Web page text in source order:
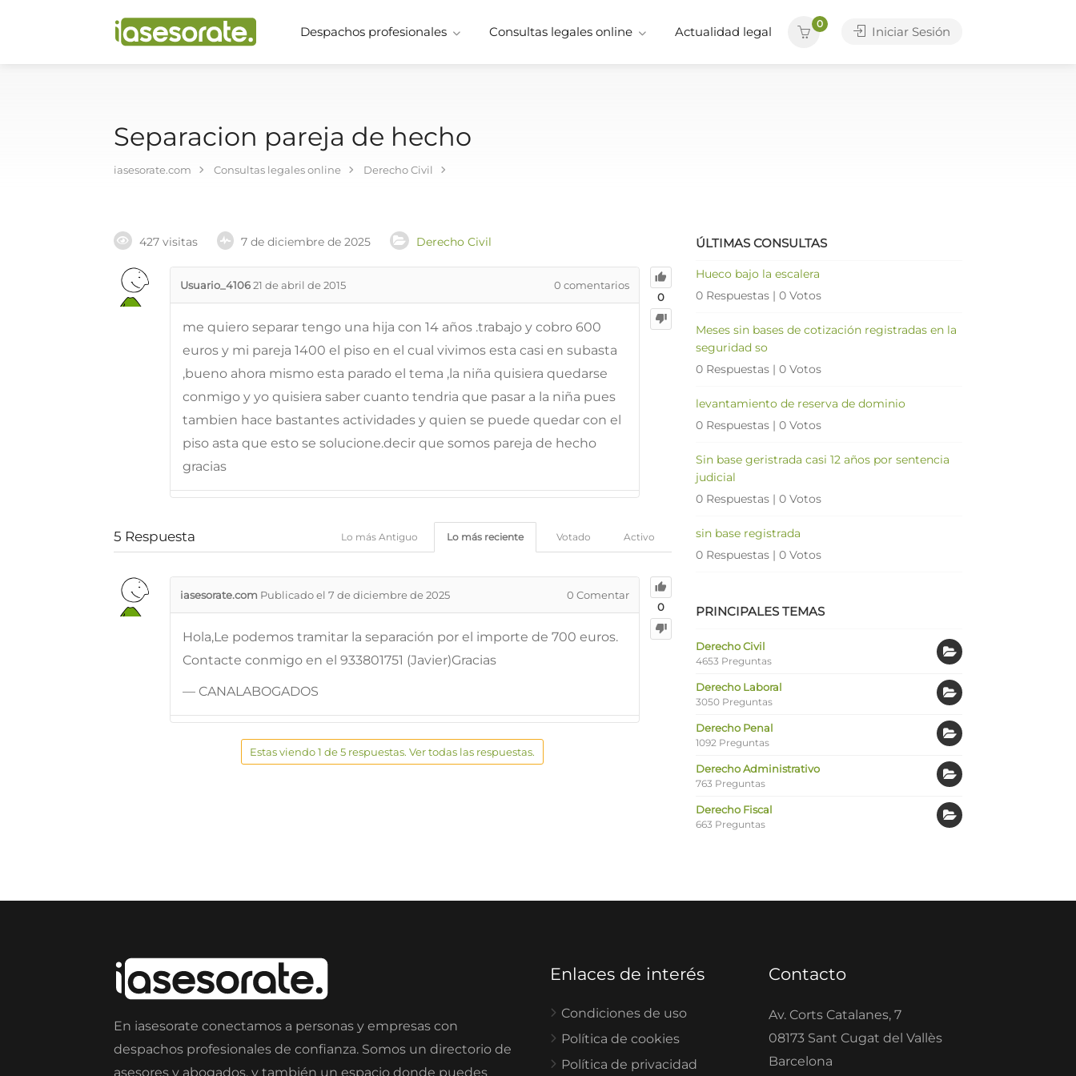
Despachos profesionales Consultas legales online Actualidad legal
0
Iniciar Sesión
Separacion pareja de hecho
iasesorate.com Consultas legales online Derecho Civil
427 visitas 7 de diciembre de 2025 Derecho Civil
0
Usuario_410621 de abril de 2015 0 comentarios
me quiero separar tengo una hija con 14 años .trabajo y cobro 600
euros y mi pareja 1400 el piso en el cual vivimos esta casi en subasta
,bueno ahora mismo esta parado el tema ,la niña quisiera quedarse
conmigo y yo quisiera saber cuanto tendria que pasar a la niña pues
tambien hace bastantes actividades y quien se puede quedar con el
piso asta que esto se solucione.decir que somos pareja de hecho
gracias
5 Respuesta Activo
Votado
Lo más reciente
Lo más Antiguo
0
iasesorate.com Publicado el 7 de diciembre de 2025 0 Comentar
Hola,Le podemos tramitar la separación por el importe de 700 euros.
Contacte conmigo en el 933801751 (Javier)Gracias
— CANALABOGADOS
Estas viendo 1 de 5 respuestas. Ver todas las respuestas.
ÚLTIMAS CONSULTAS
Hueco bajo la escalera
0 Respuestas | 0 Votos
Meses sin bases de cotización registradas en la
seguridad so
0 Respuestas | 0 Votos
levantamiento de reserva de dominio
0 Respuestas | 0 Votos
Sin base geristrada casi 12 años por sentencia
judicial
0 Respuestas | 0 Votos
sin base registrada
0 Respuestas | 0 Votos
PRINCIPALES TEMAS
Derecho Civil
4653 Preguntas
Derecho Laboral
3050 Preguntas
Derecho Penal
1092 Preguntas
Derecho Administrativo
763 Preguntas
Derecho Fiscal
663 Preguntas
En iasesorate conectamos a personas y empresas con
despachos profesionales de confianza. Somos un directorio de
asesores y abogados, y también un espacio donde puedes
Enlaces de interés
Condiciones de uso
Política de cookies
Política de privacidad
Contacto
Av. Corts Catalanes, 7
08173 Sant Cugat del Vallès
Barcelona